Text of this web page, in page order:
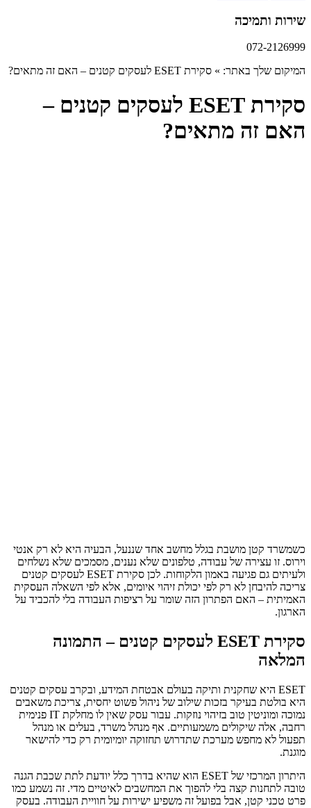
שירות ותמיכה
072-2126999
המיקום שלך באתר: » סקירת ESET לעסקים קטנים – האם זה מתאים?
סקירת ESET לעסקים קטנים –
האם זה מתאים?
כשמשרד קטן מושבת בגלל מחשב אחד שננעל, הבעיה היא לא רק אנטי
וירוס. זו עצירה של עבודה, טלפונים שלא נענים, מסמכים שלא נשלחים
ולעיתים גם פגיעה באמון הלקוחות. לכן סקירת ESET לעסקים קטנים
צריכה להיבחן לא רק לפי יכולת זיהוי איומים, אלא לפי השאלה העסקית
האמיתית – האם הפתרון הזה שומר על רציפות העבודה בלי להכביד על
הארגון.
סקירת ESET לעסקים קטנים – התמונה
המלאה
ESET היא שחקנית ותיקה בעולם אבטחת המידע, ובקרב עסקים קטנים
היא בולטת בעיקר בזכות שילוב של ניהול פשוט יחסית, צריכת משאבים
נמוכה ומוניטין טוב בזיהוי נוזקות. עבור עסק שאין לו מחלקת IT פנימית
רחבה, אלה שיקולים משמעותיים. אף מנהל משרד, בעלים או מנהל
תפעול לא מחפש מערכת שתדרוש תחזוקה יומיומית רק כדי להישאר
מוגנת.
היתרון המרכזי של ESET הוא שהיא בדרך כלל יודעת לתת שכבת הגנה
טובה לתחנות קצה בלי להפוך את המחשבים לאיטיים מדי. זה נשמע כמו
פרט טכני קטן, אבל בפועל זה משפיע ישירות על חוויית העבודה. בעסק